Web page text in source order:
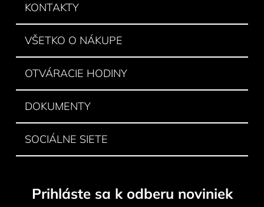
KONTAKTY
VŠETKO O NÁKUPE
OTVÁRACIE HODINY
DOKUMENTY
SOCIÁLNE SIETE
Prihláste sa k odberu noviniek